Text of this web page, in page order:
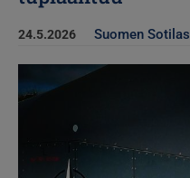
24.5.2026 Suomen Sotilas